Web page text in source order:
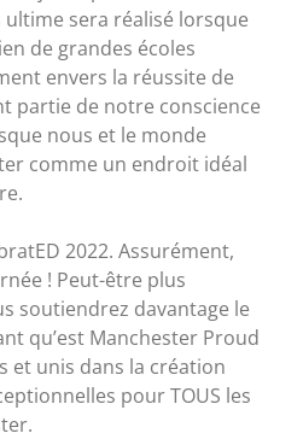
sera réalisé lorsque
de grandes écoles
envers la réussite de
partie de notre conscience
nous et le monde
comme un endroit idéal
2022. Assurément,
! Peut-être plus
soutiendrez davantage le
qu’est Manchester Proud
et unis dans la création
pour TOUS les